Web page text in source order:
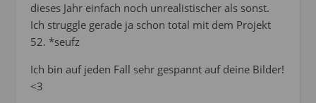
dieses Jahr einfach noch unrealistischer als sonst.
Ich struggle gerade ja schon total mit dem Projekt
52. *seufz
Ich bin auf jeden Fall sehr gespannt auf deine Bilder!
<3